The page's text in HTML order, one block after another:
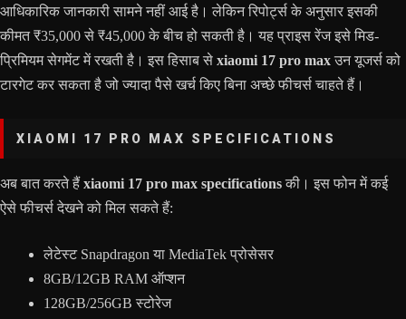
आधिकारिक जानकारी सामने नहीं आई है। लेकिन रिपोर्ट्स के अनुसार इसकी
कीमत ₹35,000 से ₹45,000 के बीच हो सकती है। यह प्राइस रेंज इसे मिड-
प्रिमियम सेगमेंट में रखती है। इस हिसाब से xiaomi 17 pro maxउन यूजर्स को
टारगेट कर सकता है जो ज्यादा पैसे खर्च किए बिना अच्छे फीचर्स चाहते हैं।
XIAOMI 17 PRO MAX SPECIFICATIONS
अब बात करते हैं xiaomi 17 pro max specificationsकी। इस फोन में कई
ऐसे फीचर्स देखने को मिल सकते हैं:
लेटेस्ट Snapdragon या MediaTek प्रोसेसर
8GB/12GB RAM ऑप्शन
128GB/256GB स्टोरेज